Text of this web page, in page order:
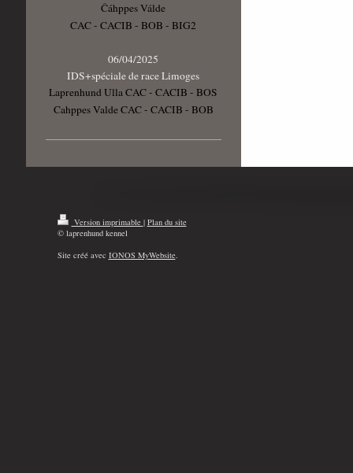
Čáhppes Válde
CAC - CACIB - BOB - BIG2
06/04/2025
IDS+spéciale de race Limoges
Laprenhund Ulla CAC - CACIB - BOS
Cahppes Valde CAC - CACIB - BOB
Version imprimable | Plan du site
© laprenhund kennel
Site créé avec IONOS MyWebsite.